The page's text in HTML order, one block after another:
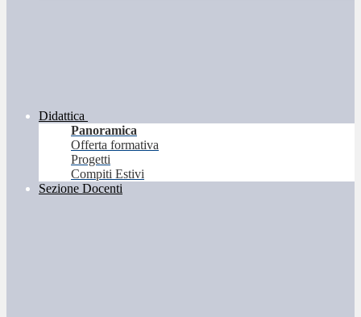
Didattica
Panoramica
Offerta formativa
Progetti
Compiti Estivi
Sezione Docenti